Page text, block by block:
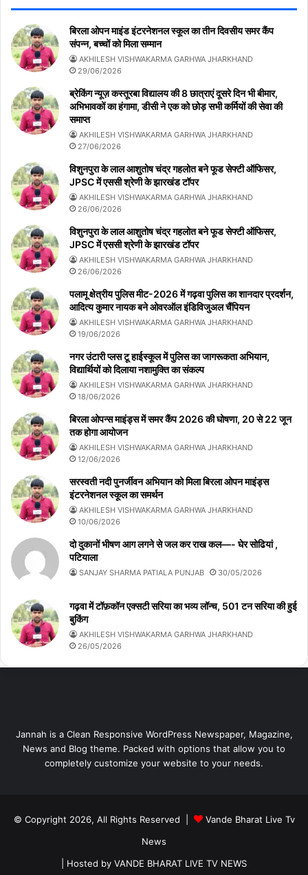
बिरला ओपन माइंड इंटरनेशनल स्कूल का तीन दिवसीय समर कैंप
संपन्न, बच्चों को मिला सम्मान
AKHILESH VISHWAKARMA GARHWA JHARKHAND
29/06/2026
ब्रेकिंग न्यूज़ कस्तूरबा विद्यालय की 8 छात्राएं दूसरे दिन भी बीमार,
अभिभावकों का हंगामा, डीसी ने एक को छोड़ सभी कर्मियों की सेवा की
समाप्त
AKHILESH VISHWAKARMA GARHWA JHARKHAND
27/06/2026
विशुनपुरा के लाल आशुतोष चंद्र गहलोत बने फूड सेफ्टी ऑफिसर,
JPSC में एससी श्रेणी के झारखंड टॉपर
AKHILESH VISHWAKARMA GARHWA JHARKHAND
26/06/2026
विशुनपुरा के लाल आशुतोष चंद्र गहलोत बने फूड सेफ्टी ऑफिसर,
JPSC में एससी श्रेणी के झारखंड टॉपर
AKHILESH VISHWAKARMA GARHWA JHARKHAND
26/06/2026
पलामू क्षेत्रीय पुलिस मीट-2026 में गढ़वा पुलिस का शानदार प्रदर्शन,
आदित्य कुमार नायक बने ओवरऑल इंडिविजुअल चैंपियन
AKHILESH VISHWAKARMA GARHWA JHARKHAND
19/06/2026
नगर उंटारी प्लस टू हाईस्कूल में पुलिस का जागरूकता अभियान,
विद्यार्थियों को दिलाया नशामुक्ति का संकल्प
AKHILESH VISHWAKARMA GARHWA JHARKHAND
18/06/2026
बिरला ओपन्स माइंड्स में समर कैंप 2026 की घोषणा, 20 से 22 जून
तक होगा आयोजन
AKHILESH VISHWAKARMA GARHWA JHARKHAND
12/06/2026
सरस्वती नदी पुनर्जीवन अभियान को मिला बिरला ओपन माइंड्स
इंटरनेशनल स्कूल का समर्थन
AKHILESH VISHWAKARMA GARHWA JHARKHAND
10/06/2026
दो दुकानों भीषण आग लगने से जल कर राख कल—- घेर सोढियां ,
पटियाला
SANJAY SHARMA PATIALA PUNJAB 30/05/2026
गढ़वा में टॉफ़कॉन एक्सटी सरिया का भव्य लॉन्च, 501 टन सरिया की हुई
बुकिंग
AKHILESH VISHWAKARMA GARHWA JHARKHAND
26/05/2026
Jannah is a Clean Responsive WordPress Newspaper, Magazine,
News and Blog theme. Packed with options that allow you to
completely customize your website to your needs.
© Copyright 2026, All Rights Reserved |
Vande Bharat Live Tv
News
| Hosted by VANDE BHARAT LIVE TV NEWS